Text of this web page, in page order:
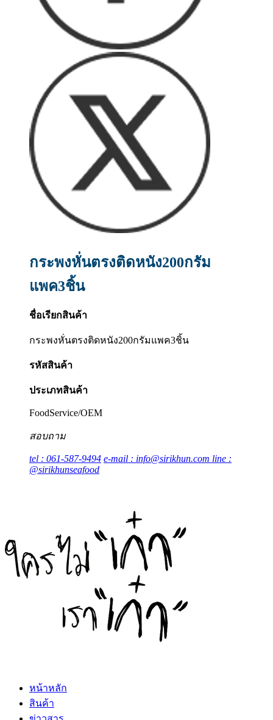
กระพงหั่นตรงติดหนัง200กรัม
แพค3ชิ้น
ชื่อเรียกสินค้า
กระพงหั่นตรงติดหนัง200กรัมแพค3ชิ้น
รหัสสินค้า
ประเภทสินค้า
FoodService/OEM
สอบถาม
tel : 061-587-9494 e-mail : info@sirikhun.com line :
@sirikhunseafood
หน้าหลัก
สินค้า